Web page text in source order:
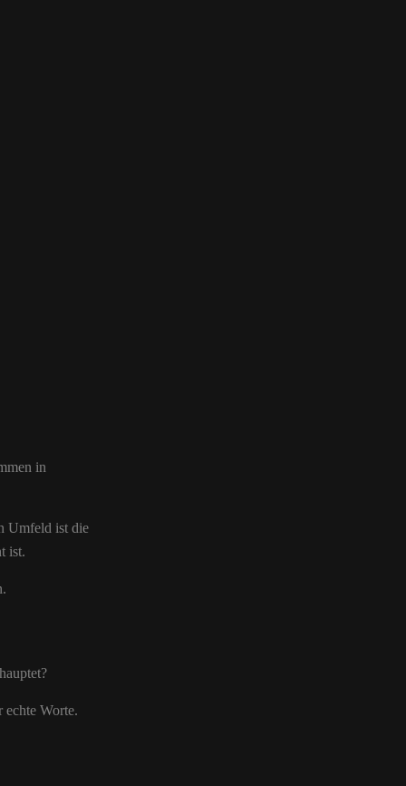
in
Umfeld ist die
ist.
echte Worte.